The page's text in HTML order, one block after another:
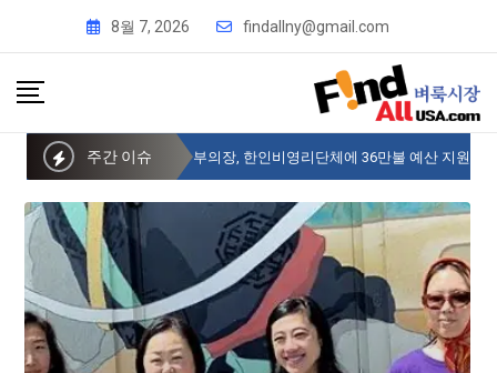
8월 7, 2026 findallny@gmail.com
주간 이슈
뉴욕시의회 샌드라 황 부의장, 한인비영리단체에 36만불 예산 지원